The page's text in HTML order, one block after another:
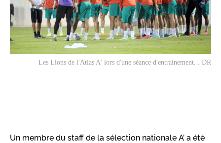
Les Lions de l'Atlas A' lors d'une séance d'entrainement. . DR
Un membre du staff de la sélection nationale A’ a été